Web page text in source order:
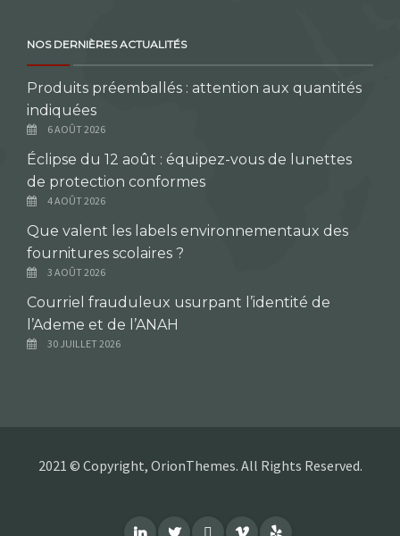
NOS DERNIÈRES ACTUALITÉS
Produits préemballés : attention aux quantités
indiquées
6 AOÛT 2026
Éclipse du 12 août : équipez-vous de lunettes
de protection conformes
4 AOÛT 2026
Que valent les labels environnementaux des
fournitures scolaires ?
3 AOÛT 2026
Courriel frauduleux usurpant l’identité de
l’Ademe et de l’ANAH
30 JUILLET 2026
2021 © Copyright, OrionThemes. All Rights Reserved.